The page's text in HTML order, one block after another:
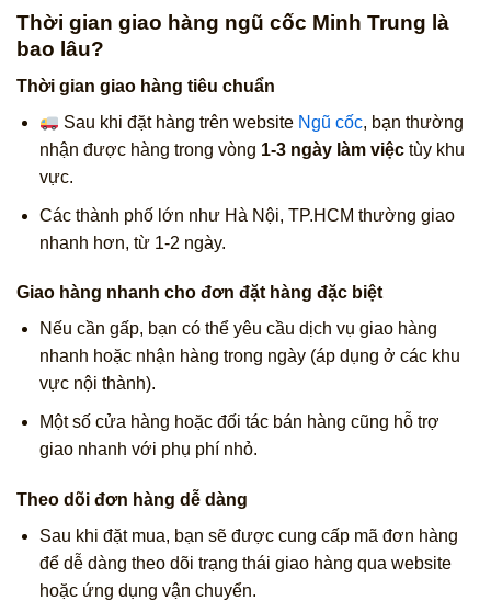
Thời gian giao hàng ngũ cốc Minh Trung là
bao lâu?
Thời gian giao hàng tiêu chuẩn
Sau khi đặt hàng trên website Ngũ cốc, bạn thường
nhận được hàng trong vòng 1-3 ngày làm việctùy khu
vực.
Các thành phố lớn như Hà Nội, TP.HCM thường giao
nhanh hơn, từ 1-2 ngày.
Giao hàng nhanh cho đơn đặt hàng đặc biệt
Nếu cần gấp, bạn có thể yêu cầu dịch vụ giao hàng
nhanh hoặc nhận hàng trong ngày (áp dụng ở các khu
vực nội thành).
Một số cửa hàng hoặc đối tác bán hàng cũng hỗ trợ
giao nhanh với phụ phí nhỏ.
Theo dõi đơn hàng dễ dàng
Sau khi đặt mua, bạn sẽ được cung cấp mã đơn hàng
để dễ dàng theo dõi trạng thái giao hàng qua website
hoặc ứng dụng vận chuyển.